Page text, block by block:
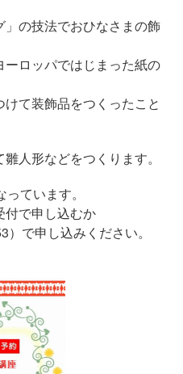
の技法でおひなさまの飾
ーロッパではじまった紙の
て装飾品をつくったこと
人形などをつくります。
ています。
付で申し込むか
で申し込みください。